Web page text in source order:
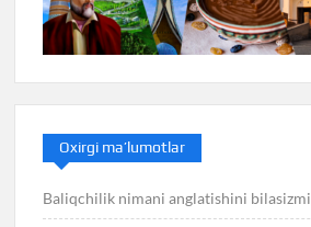
Oxirgi ma’lumotlar
Baliqchilik nimani anglatishini bilasizmi